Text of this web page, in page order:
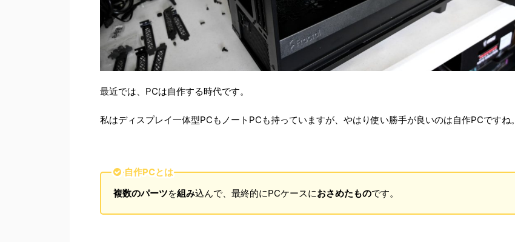
最近では、PCは自作する時代です。
私はディスプレイ一体型PCもノートPCも持っていますが、やはり使い勝手が良いのは自作PCですね。
自作PCとは
複数のパーツを組み込んで、最終的にPCケースにおさめたものです。